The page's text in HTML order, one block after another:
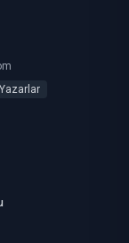
Yazarlar